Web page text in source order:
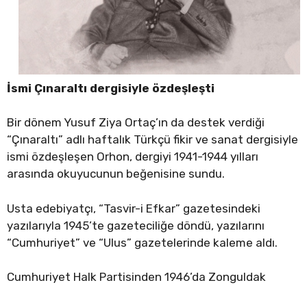
İsmi Çınaraltı dergisiyle özdeşleşti
Bir dönem Yusuf Ziya Ortaç’ın da destek verdiği
“Çınaraltı” adlı haftalık Türkçü fikir ve sanat dergisiyle
ismi özdeşleşen Orhon, dergiyi 1941-1944 yılları
arasında okuyucunun beğenisine sundu.
Usta edebiyatçı, “Tasvir-i Efkar” gazetesindeki
yazılarıyla 1945’te gazeteciliğe döndü, yazılarını
“Cumhuriyet” ve “Ulus” gazetelerinde kaleme aldı.
Cumhuriyet Halk Partisinden 1946’da Zonguldak